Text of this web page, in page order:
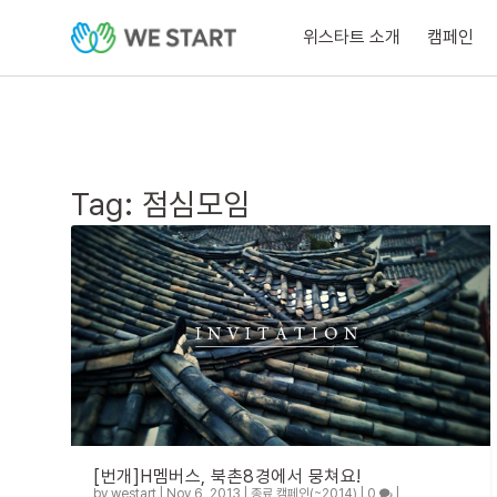
위스타트 소개 캠페인
Tag: 점심모임
[번개]H멤버스, 북촌8경에서 뭉쳐요!
by westart Nov 6, 2013 종료 캠페인(~2014) 0